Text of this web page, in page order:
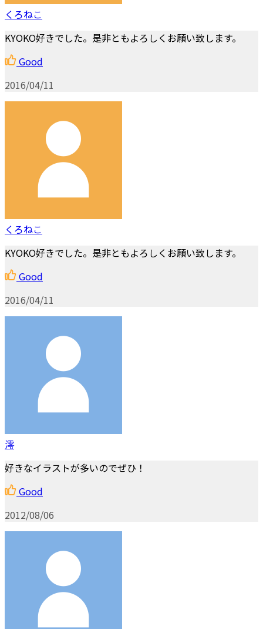
くろねこ
KYOKO好きでした。是非ともよろしくお願い致します。
Good
2016/04/11
くろねこ
KYOKO好きでした。是非ともよろしくお願い致します。
Good
2016/04/11
澪
好きなイラストが多いのでぜひ！
Good
2012/08/06